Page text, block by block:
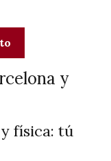
y
física: tú